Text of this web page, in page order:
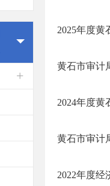
2025年度黄
黄石市审计
2024年度黄
黄石市审计
2022年度经